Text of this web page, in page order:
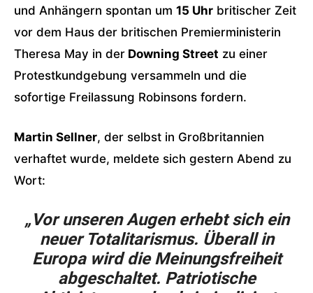
und Anhängern spontan um 15 Uhr britischer Zeit
vor dem Haus der britischen Premierministerin
Theresa May in der Downing Street zu einer
Protestkundgebung versammeln und die
sofortige Freilassung Robinsons fordern.
Martin Sellner, der selbst in Großbritannien
verhaftet wurde, meldete sich gestern Abend zu
Wort:
„Vor unseren Augen erhebt sich ein
neuer Totalitarismus. Überall in
Europa wird die Meinungsfreiheit
abgeschaltet. Patriotische